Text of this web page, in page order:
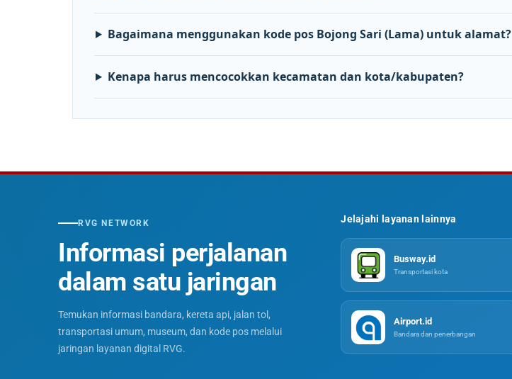
Bagaimana menggunakan kode pos Bojong Sari (Lama) untuk alamat?
Kenapa harus mencocokkan kecamatan dan kota/kabupaten?
RVG NETWORK
Informasi perjalanan
dalam satu jaringan
Temukan informasi bandara, kereta api, jalan tol,
transportasi umum, museum, dan kode pos melalui
jaringan layanan digital RVG.
Jelajahi layanan lainnya
Busway.id
Transportasi kota
Airport.id
Bandara dan penerbangan